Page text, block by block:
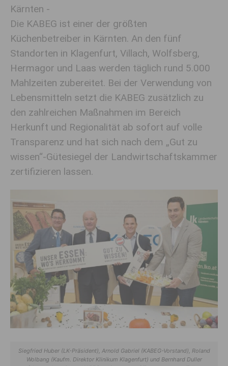
Kärnten -
Die KABEG ist einer der größten
Küchenbetreiber in Kärnten. An den fünf
Standorten in Klagenfurt, Villach, Wolfsberg,
Hermagor und Laas werden täglich rund 5.000
Mahlzeiten zubereitet. Bei der Verwendung von
Lebensmitteln setzt die KABEG zusätzlich zu
den zahlreichen Maßnahmen im Bereich
Herkunft und Regionalität ab sofort auf volle
Transparenz und hat sich nach dem „Gut zu
wissen“-Gütesiegel der Landwirtschaftskammer
zertifizieren lassen.
Siegfried Huber (LK-Präsident), Arnold Gabriel (KABEG-Vorstand), Roland
Wolbang (Kaufm. Direktor Klinikum Klagenfurt) und Bernhard Duller